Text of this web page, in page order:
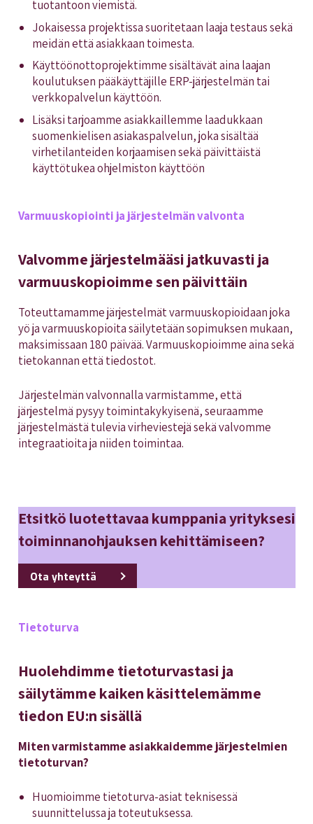
tuotantoon viemistä.
Jokaisessa projektissa suoritetaan laaja testaus sekä
meidän että asiakkaan toimesta.
Käyttöönottoprojektimme sisältävät aina laajan
koulutuksen pääkäyttäjille ERP-järjestelmän tai
verkkopalvelun käyttöön.
Lisäksi tarjoamme asiakkaillemme laadukkaan
suomenkielisen asiakaspalvelun, joka sisältää
virhetilanteiden korjaamisen sekä päivittäistä
käyttötukea ohjelmiston käyttöön
Varmuuskopiointi ja järjestelmän valvonta
Valvomme järjestelmääsi jatkuvasti ja
varmuuskopioimme sen päivittäin
Toteuttamamme järjestelmät varmuuskopioidaan joka
yö ja varmuuskopioita säilytetään sopimuksen mukaan,
maksimissaan 180 päivää. Varmuuskopioimme aina sekä
tietokannan että tiedostot.
Järjestelmän valvonnalla varmistamme, että
järjestelmä pysyy toimintakykyisenä, seuraamme
järjestelmästä tulevia virheviestejä sekä valvomme
integraatioita ja niiden toimintaa.
Etsitkö luotettavaa kumppania yrityksesi
toiminnanohjauksen kehittämiseen?
Ota yhteyttä
Tietoturva
Huolehdimme tietoturvastasi ja
säilytämme kaiken käsittelemämme
tiedon EU:n sisällä
Miten varmistamme asiakkaidemme järjestelmien
tietoturvan?
Huomioimme tietoturva-asiat teknisessä
suunnittelussa ja toteutuksessa.